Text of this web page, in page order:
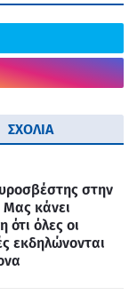
ΣΧΟΛΙΑ
στην
κάνει
ότι όλες οι
εκδηλώνονται